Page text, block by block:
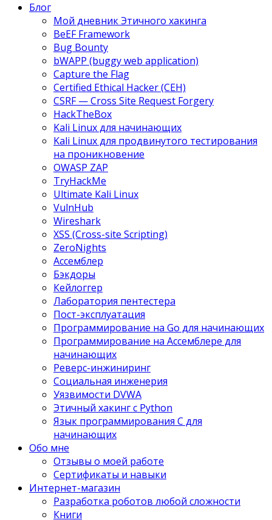
Блог
Мой дневник Этичного хакинга
BeEF Framework
Bug Bounty
bWAPP (buggy web application)
Capture the Flag
Certified Ethical Hacker (CEH)
CSRF — Cross Site Request Forgery
HackTheBox
Kali Linux для начинающих
Kali Linux для продвинутого тестирования
на проникновение
OWASP ZAP
TryHackMe
Ultimate Kali Linux
VulnHub
Wireshark
XSS (Cross-site Scripting)
ZeroNights
Ассемблер
Бэкдоры
Кейлоггер
Лаборатория пентестера
Пост-эксплуатация
Программирование на Go для начинающих
Программирование на Ассемблере для
начинающих
Реверс-инжиниринг
Социальная инженерия
Уязвимости DVWA
Этичный хакинг с Python
Язык программирования С для
начинающих
Обо мне
Отзывы о моей работе
Сертификаты и навыки
Интернет-магазин
Разработка роботов любой сложности
Книги